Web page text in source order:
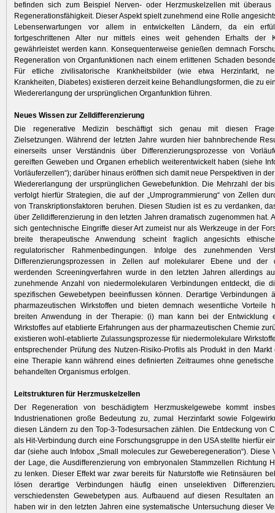
befinden sich zum Beispiel Nerven- oder Herzmuskelzellen mit überaus
Regenerations­fähigkeit. Dieser Aspekt spielt zunehmend eine Rolle
Lebenserwartungen vor allem in entwickelten Ländern, da ein
fortgeschrittenen Alter nur mittels eines weit gehenden Erhalts der
gewährleistet werden kann. Konsequenterweise genießen demnach
Regeneration von Organfunktionen nach einem erlittenen Schaden
Für etliche zivilisatorische Krankheitsbilder (wie etwa Herzinfarkt,
Krankheiten, Diabetes) existieren derzeit keine Behandlungsformen, die zu
Wieder­erlangung der ursprünglichen Organfunktion führen.
Neues Wissen zur Zelldifferenzierung
Die regenerative Medizin beschäftigt sich genau mit diesen
Zielsetzungen. Während der letzten Jahre wurden hier bahnbrechende
einerseits unser Verständnis über Differenzierungsprozesse von
gereiften Geweben und Organen erheblich weiterentwickelt ­haben (siehe
Vorläuferzellen“); darüber hinaus eröffnen sich damit neue Perspektiven in
Wiedererlangung der ursprünglichen Gewebefunktion. Die Mehrzahl der
verfolgt hierfür Strategien, die auf der „Umprogrammierung“ von Zellen
von Trans­kriptionsfaktoren beruhen. Diesen Studien ist es zu verdanken,
über Zelldifferen­zierung in den letzten Jahren dramatisch zugenommen hat.
sich gentechnische Eingriffe dieser Art zumeist nur als Werkzeuge in der
breite therapeutische Anwendung scheint fraglich angesichts
regulatorischer Rahmenbedingungen. Infolge des zunehmenden
Differenzierungsprozessen in Zellen auf molekularer Ebene und der
werdenden Screeningverfahren wurde in den letzten Jahren allerdings
zunehmende Anzahl von niedermolekularen Verbindungen entdeckt, die
spezifischen Gewebetypen beeinflussen können. Derartige Verbindungen
pharmazeutischen Wirkstoffen und bieten demnach wesentliche Vorteile
breiten Anwendung in der Therapie: (i) man kann bei der Entwicklung
Wirkstoffes auf etablierte Erfahrungen aus der pharmazeutischen Chemie
existieren wohl-etablierte Zulassungsprozesse für nieder­molekulare
entsprechender Prüfung des Nutzen-Risiko-Profils als Produkt in den Markt
eine Therapie kann während eines definierten Zeitraumes ohne
behandelten Organismus erfolgen.
Leitstrukturen für Herzmuskelzellen
Der Regeneration von beschädigtem Herzmuskelgewebe kommt
Industrienationen große Bedeutung zu, ­zumal Herzinfarkt sowie
diesen Ländern zu den Top-3-­Todesursachen zählen. Die Entdeckung von
als Hit-Verbindung durch eine Forschungsgruppe in den USA stellte hierfür
dar (siehe auch Infobox „Small molecules zur Gewebe­regeneration“). Diese
der Lage, die Ausdifferenzierung von embryonalen Stammzellen Richtung
zu lenken. Dieser Effekt war zwar ­bereits für Naturstoffe wie Retinsäuren
lösen derartige Verbindungen häufig einen unselektiven
verschiedensten Gewebetypen aus. Aufbauend auf diesen Resultaten
haben wir in den letzten Jahren eine systematische Untersuchung dieser